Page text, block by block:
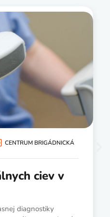
CENTRUM BRIGÁDNICKÁ
ciev v
diagnostiky